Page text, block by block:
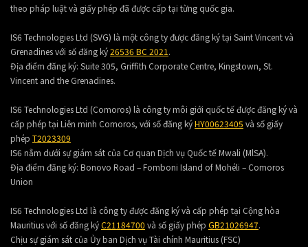
theo pháp luật và giấy phép đã được cấp tại từng quốc gia.
IS6 Technologies Ltd (SVG) là một công ty được đăng ký tại Saint Vincent và
Grenadines với số đăng ký26536 BC 2021.
Địa điểm đăng ký: Suite 305, Griffith Corporate Centre, Kingstown, St.
Vincent and the Grenadines.
IS6 Technologies Ltd (Comoros) là công ty môi giới quốc tế được đăng ký và
cấp phép tại Liên minh Comoros, với số đăng kýHY00623405 và số giấy
phép T2023309
IS6 nằm dưới sự giám sát của Cơ quan Dịch vụ Quốc tế Mwali (MlSA).
Địa điểm đăng ký: Bonovo Road – Fomboni Island of Mohéli – Comoros
Union
IS6 Technologies Ltd là công ty được đăng ký và cấp phép tại Cộng hòa
Mauritius với số đăng kýC21184700 và số giấy phép GB21026947.
Chịu sự giám sát của Ủy ban Dịch vụ Tài chính Mauritius (FSC)